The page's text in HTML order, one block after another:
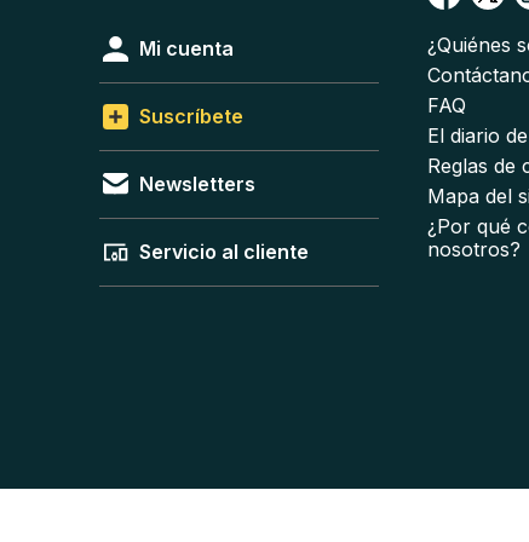
Mi cuenta
Suscríbete
Newsletters
Servicio al cliente
¿Quiénes
FAQ
El diario
Reglas de
Mapa del
¿Por qué
nosotros?